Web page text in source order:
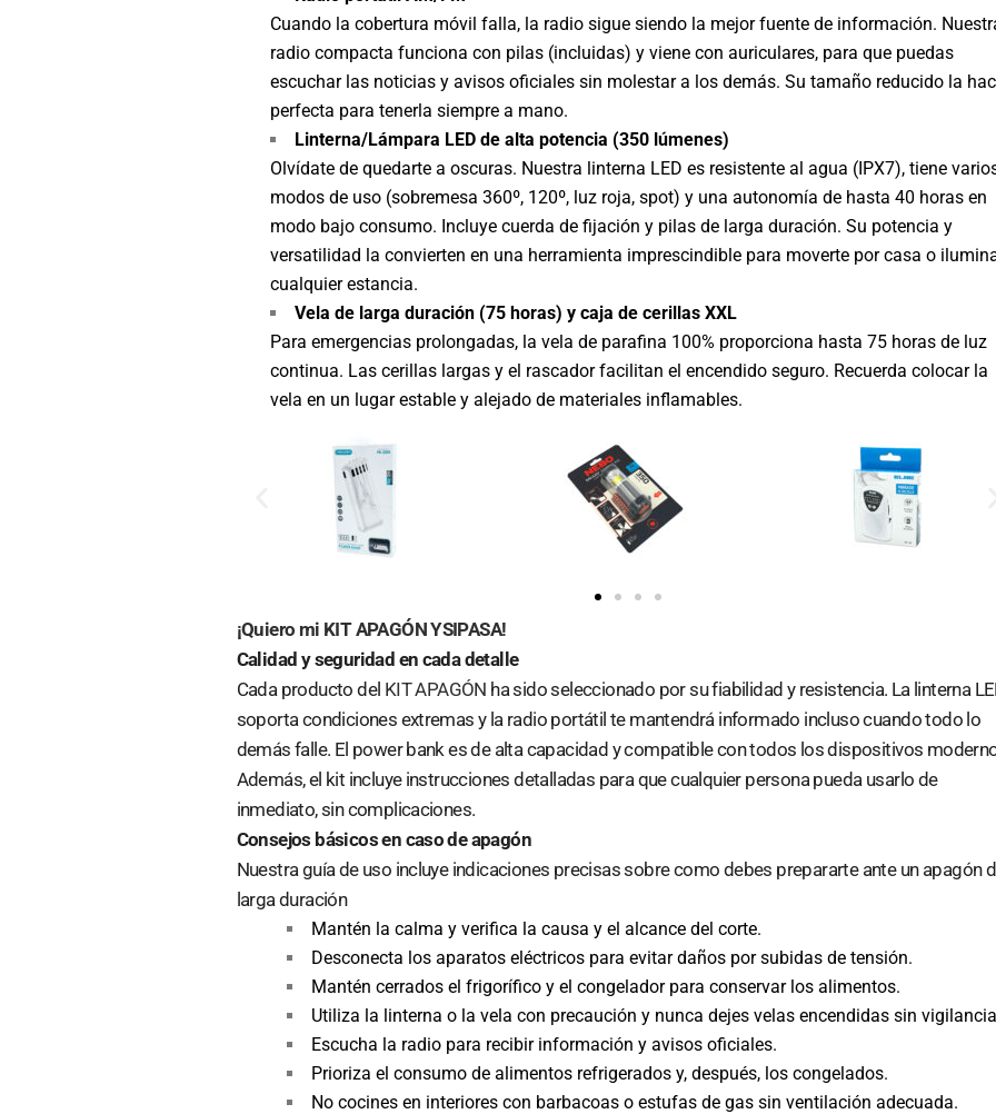
Cuando la cobertura móvil falla, la radio sigue siendo la mejor fuente de información.
radio compacta funciona con pilas (incluidas) y viene con auriculares, para que puedas
escuchar las noticias y avisos oficiales sin molestar a los demás. Su tamaño reducido la
perfecta para tenerla siempre a mano.
Linterna/Lámpara LED de alta potencia (350 lúmenes)
Olvídate de quedarte a oscuras. Nuestra linterna LED es resistente al agua (IPX7), tiene
modos de uso (sobremesa 360º, 120º, luz roja, spot) y una autonomía de hasta 40 horas en
modo bajo consumo. Incluye cuerda de fijación y pilas de larga duración. Su potencia y
versatilidad la convierten en una herramienta imprescindible para moverte por casa o
cualquier estancia.
Vela de larga duración (75 horas) y caja de cerillas XXL
Para emergencias prolongadas, la vela de parafina 100% proporciona hasta 75 horas de luz
continua. Las cerillas largas y el rascador facilitan el encendido seguro. Recuerda colocar la
vela en un lugar estable y alejado de materiales inflamables.
¡Quiero mi KIT APAGÓN YSIPASA!
Calidad y seguridad en cada detalle
Cada producto del KIT APAGÓN ha sido seleccionado por su fiabilidad y resistencia. La linterna
soporta condiciones extremas y la radio portátil te mantendrá informado incluso cuando todo lo
demás falle. El power bank es de alta capacidad y compatible con todos los dispositivos
Además, el kit incluye instrucciones detalladas para que cualquier persona pueda usarlo de
inmediato, sin complicaciones.
Consejos básicos en caso de apagón
Nuestra guía de uso incluye indicaciones precisas sobre como debes prepararte ante un apagón
larga duración
Mantén la calma y verifica la causa y el alcance del corte.
Desconecta los aparatos eléctricos para evitar daños por subidas de tensión.
Mantén cerrados el frigorífico y el congelador para conservar los alimentos.
Utiliza la linterna o la vela con precaución y nunca dejes velas encendidas sin
Escucha la radio para recibir información y avisos oficiales.
Prioriza el consumo de alimentos refrigerados y, después, los congelados.
No cocines en interiores con barbacoas o estufas de gas sin ventilación adecuada.